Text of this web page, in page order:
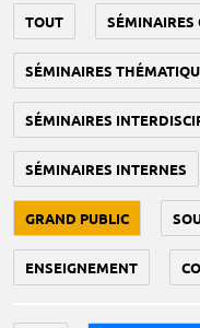
TOUT SÉMINAIRES
SÉMINAIRES
SÉMINAIRES
SÉMINAIRES INTERNES
GRAND PUBLIC
ENSEIGNEMENT